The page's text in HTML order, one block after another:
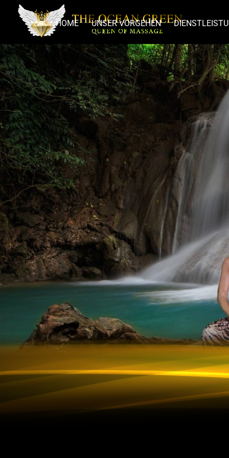
HOME UNSER VORGEHEN